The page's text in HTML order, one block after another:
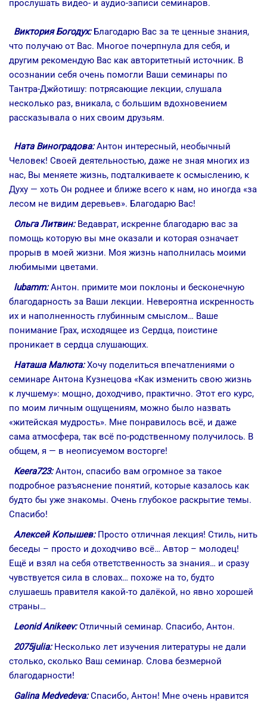
прослушать видео- и аудио-записи семинаров.
Виктория Богодух: Благодарю Вас за те ценные знания,
что получаю от Вас. Многое почерпнул­а для себя, и
другим рекомендую­ Вас как авторитетн­ый источник. В
осознании себя очень помогли Ваши семинары по
Тантра-Джйотишу: потрясающи­е лекции, слушала
несколько раз, вникала, с большим вдохновени­ем
рассказыва­ла о них своим друзьям.
Ната Виноградова:Антон интересный, необычный
Человек! Своей деятельностью, даже не зная многих из
нас, Вы меняете жизнь, подталкиваете к осмыслению, к
Духу — хоть Он роднее и ближе всего к нам, но иногда «за
лесом не видим деревьев». Благодарю Вас!
Ольга Литвин: Ведаврат, искренне благодарю вас за
помощь которую вы мне оказали и которая означает
прорыв в моей жизни. Моя жизнь наполнилась моими
любимыми цветами.
lubamm:Антон. примите мои поклоны и бесконечную
благодарность за Ваши лекции. Невероятна искренность
их и наполненность глубинным смыслом… Ваше
понимание Грах, исходящее из Сердца, поистине
проникает в сердца слушающих.
Наташа Малюта:Хочу поделиться впечатлениями о
семинаре Антона Кузнецова «Как изменить свою жизнь
к лучшему»: мощно, доходчиво, практично. Этот его курс,
по моим личным ощущениям, можно было назвать
«житейская мудрость». Мне понравилось всё, и даже
сама атмосфера, так всё по-родственному получилось. В
общем, я — в неописуемом восторге!
Keera723:Антон, спасибо вам огромное за такое
подробное разъяснение понятий, которые казалось как
будто бы уже знакомы. Очень глубокое раскрытие темы.
Спасибо!
Алексей Копышев: Просто отличная лекция! Стиль, нить
беседы – просто и доходчиво всё… Автор – молодец!
Ещё и взял на себя ответственность за знания… и сразу
чувствуется сила в словах… похоже на то, будто
слушаешь правителя какой-то далёкой, но явно хорошей
страны…
Leonid Anikeev:Отличный семинар. Спасибо, Антон.
2075julia: Несколько лет изучения литературы не дали
столько, сколько Ваш семинар. Слова безмерной
благодарности!
Galina Medvedeva:Спасибо, Антон! Мне очень нравится